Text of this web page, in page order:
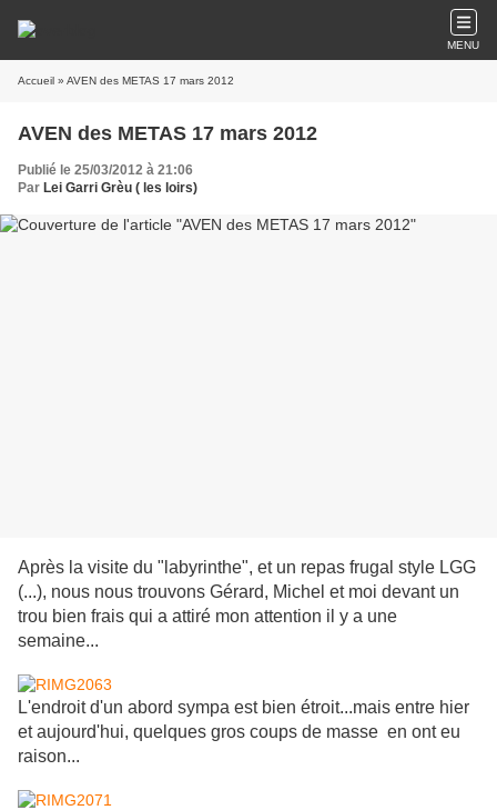
MENU
Accueil » AVEN des METAS 17 mars 2012
AVEN des METAS 17 mars 2012
Publié le 25/03/2012 à 21:06
Par Lei Garri Grèu ( les loirs)
Après la visite du "labyrinthe", et un repas frugal style LGG
(...), nous nous trouvons Gérard, Michel et moi devant un
trou bien frais qui a attiré mon attention il y a une
semaine...
L'endroit d'un abord sympa est bien étroit...mais entre hier
et aujourd'hui, quelques gros coups de masse en ont eu
raison...